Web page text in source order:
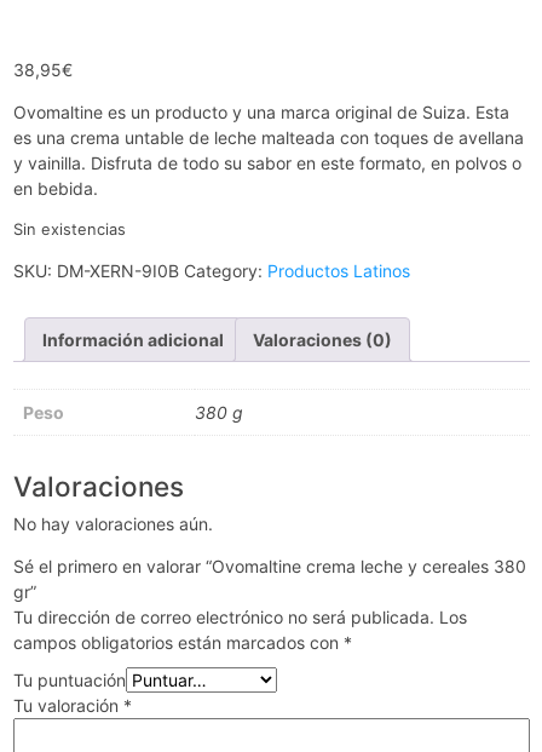
38,95€
Ovomaltine es un producto y una marca original de Suiza. Esta
es una crema untable de leche malteada con toques de avellana
y vainilla. Disfruta de todo su sabor en este formato, en polvos o
en bebida.
Sin existencias
SKU: DM-XERN-9I0B Category: Productos Latinos
Información adicional Valoraciones (0)
Peso 380 g
Valoraciones
No hay valoraciones aún.
Sé el primero en valorar “Ovomaltine crema leche y cereales 380
gr”
Tu dirección de correo electrónico no será publicada. Los
campos obligatorios están marcados con *
Tu puntuación
Tu valoración *